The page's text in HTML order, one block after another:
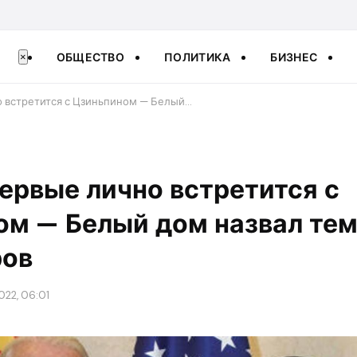
× ОБЩЕСТВО ПОЛИТИКА БИЗНЕС
встретится с Цзиньпином — Белый…
лично встретится с
— Белый дом назвал
06:01